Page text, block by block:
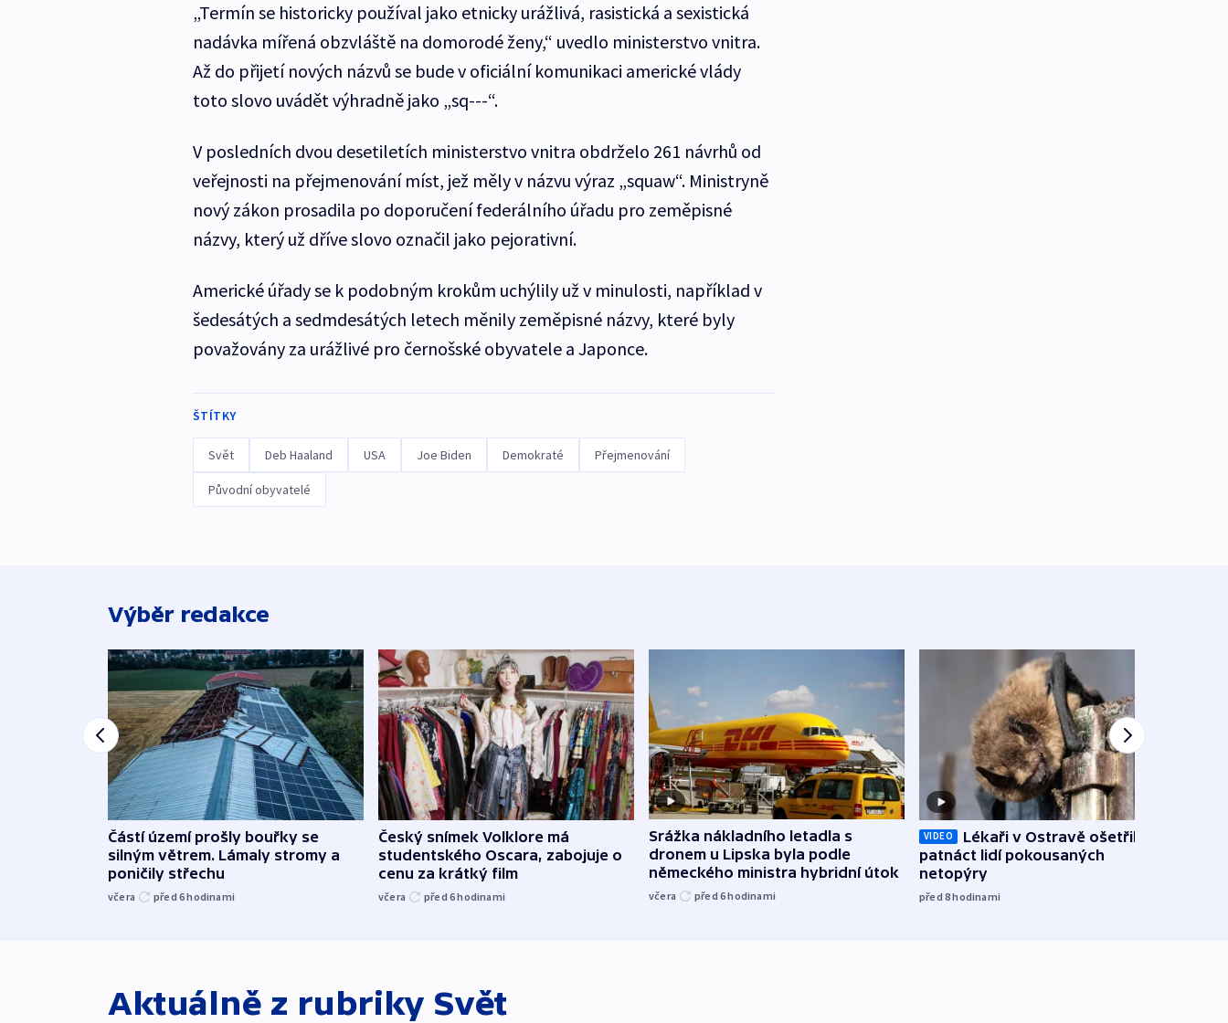
„Termín se historicky používal jako etnicky urážlivá, rasistická a sexistická
nadávka mířená obzvláště na domorodé ženy,“ uvedlo ministerstvo vnitra.
Až do přijetí nových názvů se bude v oficiální komunikaci americké vlády
toto slovo uvádět výhradně jako „sq---“.
V posledních dvou desetiletích ministerstvo vnitra obdrželo 261 návrhů od
veřejnosti na přejmenování míst, jež měly v názvu výraz „squaw“. Ministryně
nový zákon prosadila po doporučení federálního úřadu pro zeměpisné
názvy, který už dříve slovo označil jako pejorativní.
Americké úřady se k podobným krokům uchýlily už v minulosti, například v
šedesátých a sedmdesátých letech měnily zeměpisné názvy, které byly
považovány za urážlivé pro černošské obyvatele a Japonce.
ŠTÍTKY
Svět Deb Haaland USA Joe Biden Demokraté Přejmenování
Původní obyvatelé
Výběr redakce
Částí území prošly bouřky se
silným větrem. Lámaly stromy a
poničily střechu
včera před 6hodinami
Český snímek Volklore má
studentského Oscara, zabojuje o
cenu za krátký film
včera před 6hodinami
Srážka nákladního letadla s
dronem u Lipska byla podle
německého ministra hybridní útok
včera před 6hodinami
VIDEO
Lékaři v Ostravě ošetřili už
patnáct lidí pokousaných
netopýry
před 8hodinami
Aktuálně z rubriky Svět